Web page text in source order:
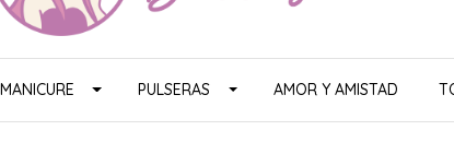
MANICURE PULSERAS AMOR Y AMISTAD